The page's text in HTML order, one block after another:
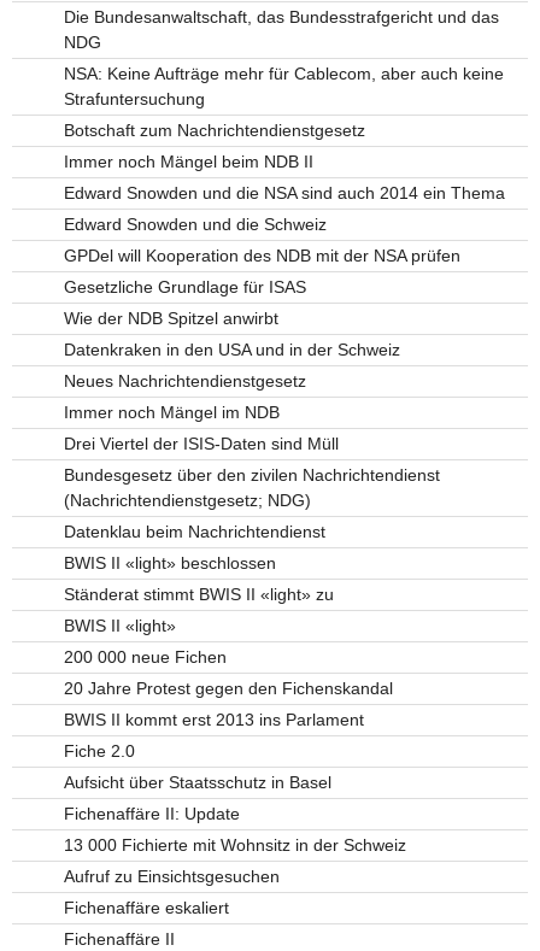
Die Bundesanwaltschaft, das Bundesstrafgericht und das
NDG
NSA: Keine Aufträge mehr für Cablecom, aber auch keine
Strafuntersuchung
Botschaft zum Nachrichtendienstgesetz
Immer noch Mängel beim NDB II
Edward Snowden und die NSA sind auch 2014 ein Thema
Edward Snowden und die Schweiz
GPDel will Kooperation des NDB mit der NSA prüfen
Gesetzliche Grundlage für ISAS
Wie der NDB Spitzel anwirbt
Datenkraken in den USA und in der Schweiz
Neues Nachrichtendienstgesetz
Immer noch Mängel im NDB
Drei Viertel der ISIS-Daten sind Müll
Bundesgesetz über den zivilen Nachrichtendienst
(Nachrichtendienstgesetz; NDG)
Datenklau beim Nachrichtendienst
BWIS II «light» beschlossen
Ständerat stimmt BWIS II «light» zu
BWIS II «light»
200 000 neue Fichen
20 Jahre Protest gegen den Fichenskandal
BWIS II kommt erst 2013 ins Parlament
Fiche 2.0
Aufsicht über Staatsschutz in Basel
Fichenaffäre II: Update
13 000 Fichierte mit Wohnsitz in der Schweiz
Aufruf zu Einsichtsgesuchen
Fichenaffäre eskaliert
Fichenaffäre II